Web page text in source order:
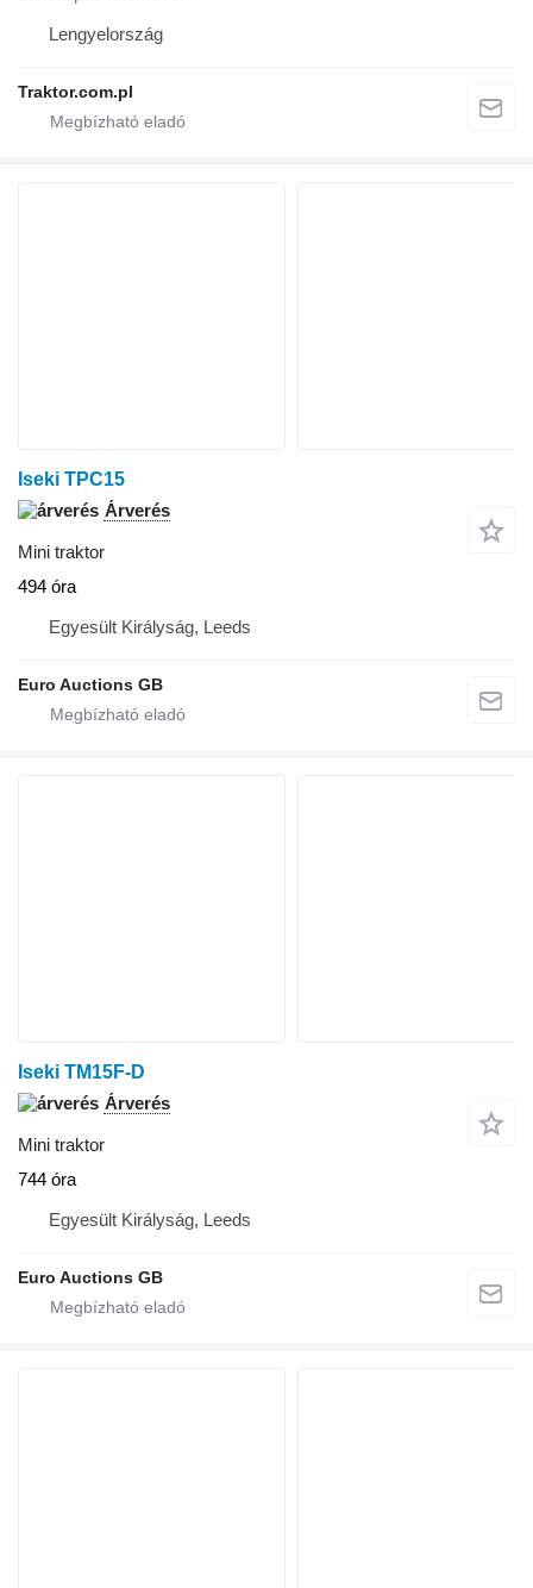
Lengyelország
Traktor.com.pl
Iseki TPC15
Árverés
Mini traktor
494 óra
Egyesült Királyság, Leeds
Euro Auctions GB
Iseki TM15F-D
Árverés
Mini traktor
744 óra
Egyesült Királyság, Leeds
Euro Auctions GB